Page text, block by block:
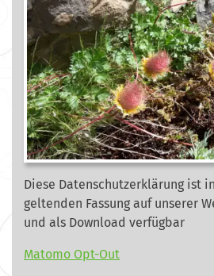
Diese Datenschutzerklärung ist
geltenden Fassung auf unserer
und als Download verfügbar
Matomo Opt-Out